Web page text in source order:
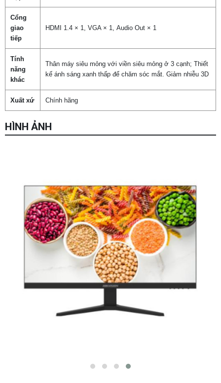
Chọn mua sản phẩm khác
Cổng
giao
tiếp
HDMI 1.4 × 1, VGA × 1, Audio Out × 1
Tính
năng
khác
Thân máy siêu mỏng với viền siêu mỏng ở 3 cạnh; Thiết
kế ánh sáng xanh thấp để chăm sóc mắt. Giảm nhiễu 3D
Xuất xứ Chính hãng
HÌNH ẢNH